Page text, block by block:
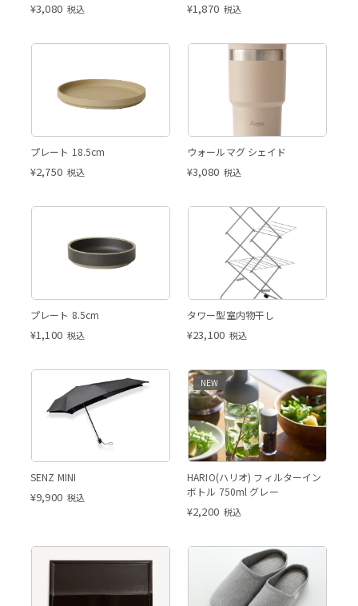
¥3,080 税込 ¥1,870 税込
プレート 18.5cm
¥2,750 税込
ウォールマグ シェイド
¥3,080 税込
プレート 8.5cm
¥1,100 税込
タワー型室内物干し
¥23,100 税込
SENZ MINI
¥9,900 税込
NEW
HARIO(ハリオ) フィルターイン
ボトル 750ml グレー
¥2,200 税込